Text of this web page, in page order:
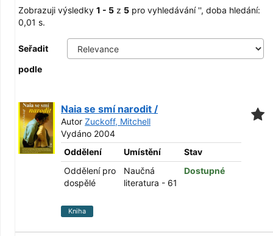
Zobrazuji výsledky 1 - 5 z 5 pro vyhledávání '', doba hledání:
0,01 s.
Seřadit
podle
Naia se smí narodit /
Autor Zuckoff, Mitchell
Vydáno 2004
Oddělení
Umístění
Stav
Oddělení pro
dospělé
Naučná
literatura - 61
Dostupné
Kniha